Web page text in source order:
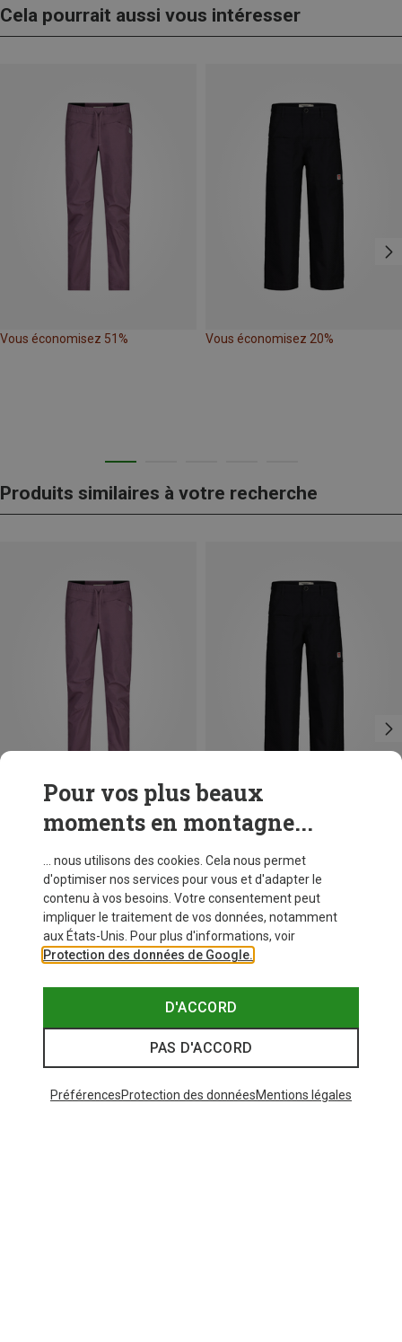
Cela pourrait aussi vous intéresser
Vous économisez 51% Vous économisez 20%
Produits similaires à votre recherche
Vous économisez 51% Vous économisez 20%
Pour vos plus beaux
moments en montagne...
... nous utilisons des cookies. Cela nous permet
d'optimiser nos services pour vous et d'adapter le
contenu à vos besoins. Votre consentement peut
impliquer le traitement de vos données, notamment
aux États-Unis. Pour plus d'informations, voir
Protection des données de Google.
D'ACCORD
PAS D'ACCORD
PréférencesProtection des donnéesMentions légales